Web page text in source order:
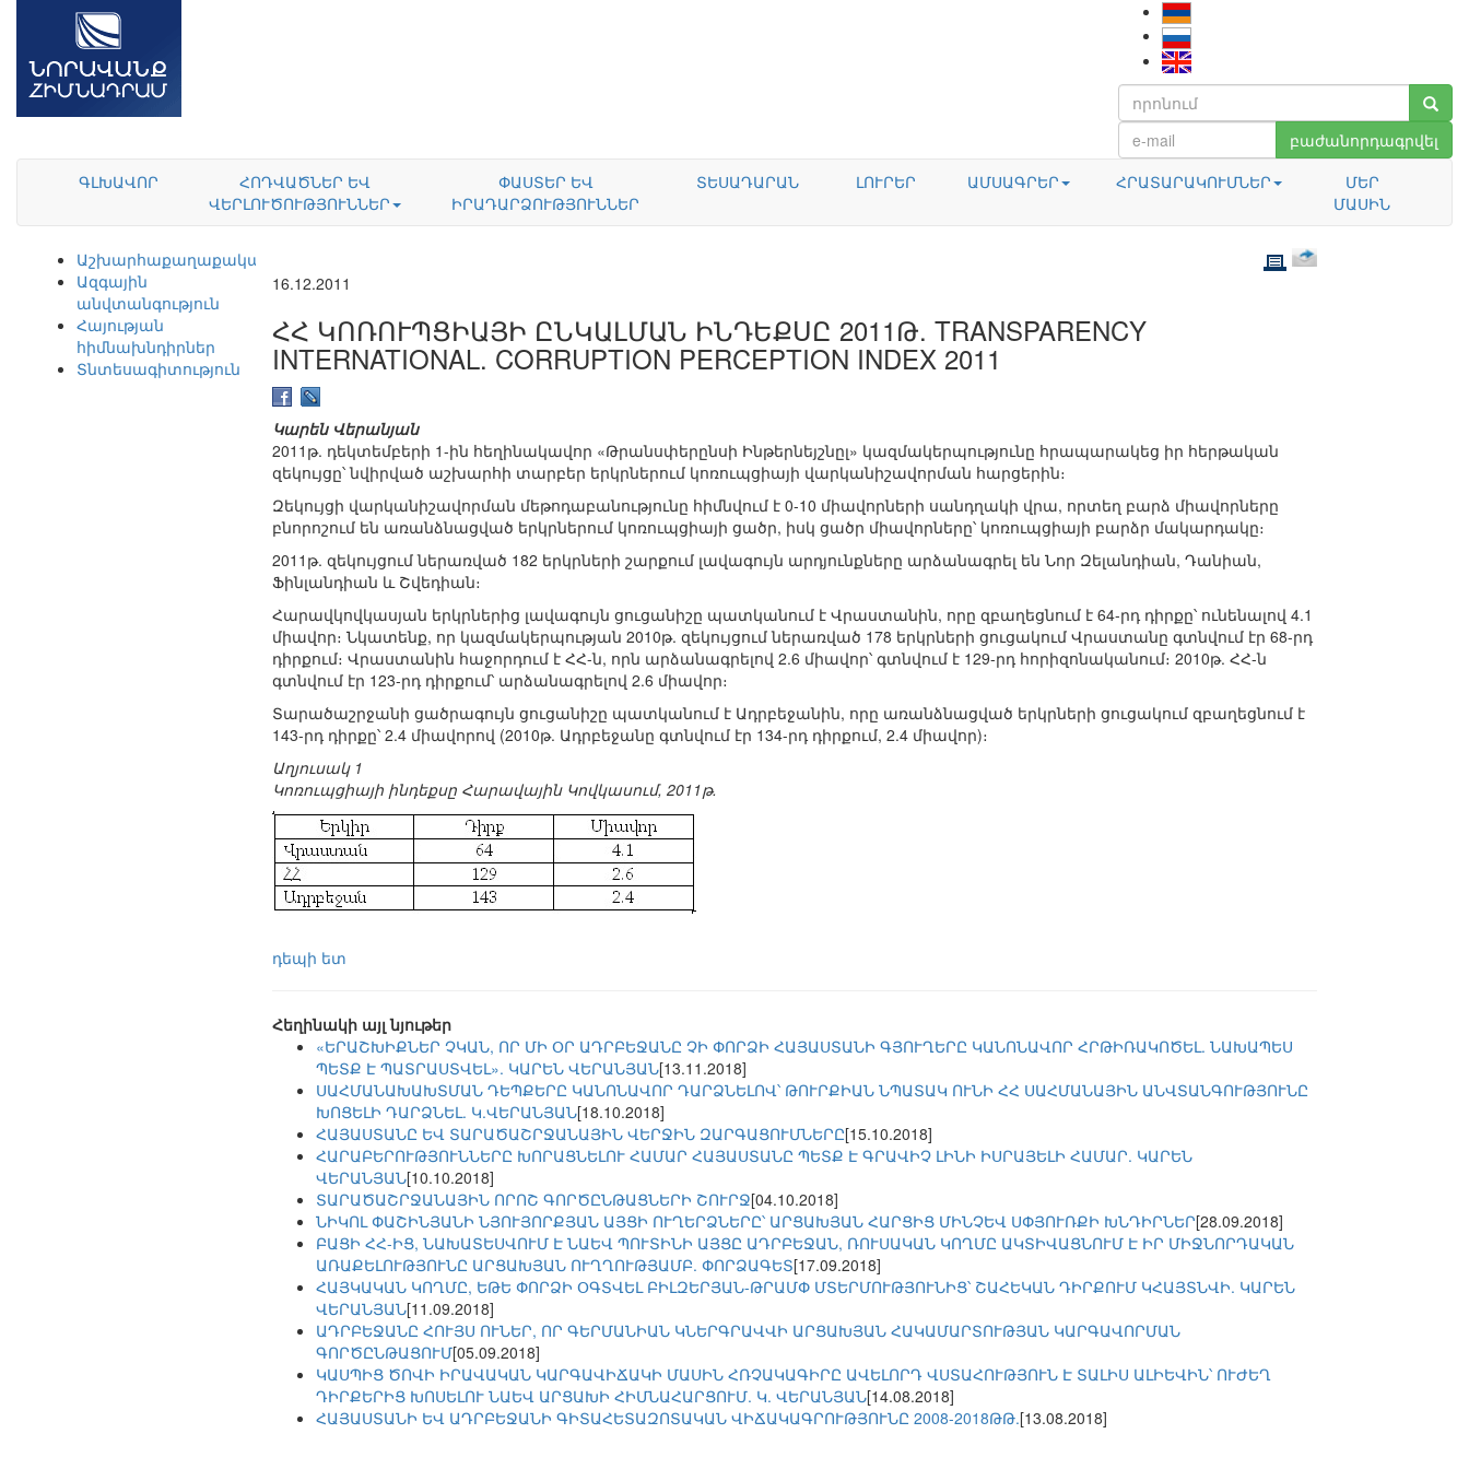
բաժանորդագրվել
ԳԼԽԱՎՈՐ
ՀՈԴՎԱԾՆԵՐ ԵՎ
ՎԵՐԼՈՒԾՈՒԹՅՈՒՆՆԵՐ
ՓԱՍՏԵՐ ԵՎ
ԻՐԱԴԱՐՁՈՒԹՅՈՒՆՆԵՐ
ՏԵՍԱԴԱՐԱՆ ԼՈՒՐԵՐ ԱՄՍԱԳՐԵՐ ՀՐԱՏԱՐԱԿՈՒՄՆԵՐ
ՄԵՐ
ՄԱՍԻՆ
Աշխարհաքաղաքականություն
Ազգային
անվտանգություն
Հայության
հիմնախնդիրներ
Տնտեսագիտություն
16.12.2011
ՀՀ ԿՈՌՈՒՊՑԻԱՅԻ ԸՆԿԱԼՄԱՆ ԻՆԴԵՔՍԸ 2011Թ. TRANSPARENCY
INTERNATIONAL. CORRUPTION PERCEPTION INDEX 2011
Կարեն Վերանյան
2011թ. դեկտեմբերի 1-ին հեղինակավոր «Թրանսփերընսի Ինթերնեյշնըլ» կազմակերպությունը հրապարակեց իր հերթական
զեկույցը՝ նվիրված աշխարհի տարբեր երկրներում կոռուպցիայի վարկանիշավորման հարցերին։
Զեկույցի վարկանիշավորման մեթոդաբանությունը հիմնվում է 0-10 միավորների սանդղակի վրա, որտեղ բարձ միավորները
բնորոշում են առանձնացված երկրներում կոռուպցիայի ցածր, իսկ ցածր միավորները՝ կոռուպցիայի բարձր մակարդակը։
2011թ. զեկույցում ներառված 182 երկրների շարքում լավագույն արդյունքները արձանագրել են Նոր Զելանդիան, Դանիան,
Ֆինլանդիան և Շվեդիան։
Հարավկովկասյան երկրներից լավագույն ցուցանիշը պատկանում է Վրաստանին, որը զբաղեցնում է 64-րդ դիրքը՝ ունենալով 4.1
միավոր։ Նկատենք, որ կազմակերպության 2010թ. զեկույցում ներառված 178 երկրների ցուցակում Վրաստանը գտնվում էր 68-րդ
դիրքում։ Վրաստանին հաջորդում է ՀՀ-ն, որն արձանագրելով 2.6 միավոր՝ գտնվում է 129-րդ հորիզոնականում։ 2010թ. ՀՀ-ն
գտնվում էր 123-րդ դիրքում՝ արձանագրելով 2.6 միավոր։
Տարածաշրջանի ցածրագույն ցուցանիշը պատկանում է Ադրբեջանին, որը առանձնացված երկրների ցուցակում զբաղեցնում է
143-րդ դիրքը՝ 2.4 միավորով (2010թ. Ադրբեջանը գտնվում էր 134-րդ դիրքում, 2.4 միավոր)։
Աղյուսակ 1
Կոռուպցիայի ինդեքսը Հարավային Կովկասում, 2011թ.
դեպի ետ
Հեղինակի այլ նյութեր
«ԵՐԱՇԽԻՔՆԵՐ ՉԿԱՆ, ՈՐ ՄԻ ՕՐ ԱԴՐԲԵՋԱՆԸ ՉԻ ՓՈՐՁԻ ՀԱՅԱՍՏԱՆԻ ԳՅՈՒՂԵՐԸ ԿԱՆՈՆԱՎՈՐ ՀՐԹԻՌԱԿՈԾԵԼ. ՆԱԽԱՊԵՍ
ՊԵՏՔ Է ՊԱՏՐԱՍՏՎԵԼ». ԿԱՐԵՆ ՎԵՐԱՆՅԱՆ[13.11.2018]
ՍԱՀՄԱՆԱԽԱԽՏՄԱՆ ԴԵՊՔԵՐԸ ԿԱՆՈՆԱՎՈՐ ԴԱՐՁՆԵԼՈՎ՝ ԹՈՒՐՔԻԱՆ ՆՊԱՏԱԿ ՈՒՆԻ ՀՀ ՍԱՀՄԱՆԱՅԻՆ ԱՆՎՏԱՆԳՈՒԹՅՈՒՆԸ
ԽՈՑԵԼԻ ԴԱՐՁՆԵԼ. Կ.ՎԵՐԱՆՅԱՆ[18.10.2018]
ՀԱՅԱՍՏԱՆԸ ԵՎ ՏԱՐԱԾԱՇՐՋԱՆԱՅԻՆ ՎԵՐՋԻՆ ԶԱՐԳԱՑՈՒՄՆԵՐԸ[15.10.2018]
ՀԱՐԱԲԵՐՈՒԹՅՈՒՆՆԵՐԸ ԽՈՐԱՑՆԵԼՈՒ ՀԱՄԱՐ ՀԱՅԱՍՏԱՆԸ ՊԵՏՔ Է ԳՐԱՎԻՉ ԼԻՆԻ ԻՍՐԱՅԵԼԻ ՀԱՄԱՐ. ԿԱՐԵՆ
ՎԵՐԱՆՅԱՆ[10.10.2018]
ՏԱՐԱԾԱՇՐՋԱՆԱՅԻՆ ՈՐՈՇ ԳՈՐԾԸՆԹԱՑՆԵՐԻ ՇՈՒՐՋ[04.10.2018]
ՆԻԿՈԼ ՓԱՇԻՆՅԱՆԻ ՆՅՈՒՅՈՐՔՅԱՆ ԱՅՑԻ ՈՒՂԵՐՁՆԵՐԸ՝ ԱՐՑԱԽՅԱՆ ՀԱՐՑԻՑ ՄԻՆՉԵՎ ՍՓՅՈՒՌՔԻ ԽՆԴԻՐՆԵՐ[28.09.2018]
ԲԱՑԻ ՀՀ-ԻՑ, ՆԱԽԱՏԵՍՎՈՒՄ Է ՆԱԵՎ ՊՈՒՏԻՆԻ ԱՅՑԸ ԱԴՐԲԵՋԱՆ, ՌՈՒՍԱԿԱՆ ԿՈՂՄԸ ԱԿՏԻՎԱՑՆՈՒՄ Է ԻՐ ՄԻՋՆՈՐԴԱԿԱՆ
ԱՌԱՔԵԼՈՒԹՅՈՒՆԸ ԱՐՑԱԽՅԱՆ ՈՒՂՂՈՒԹՅԱՄԲ. ՓՈՐՁԱԳԵՏ[17.09.2018]
ՀԱՅԿԱԿԱՆ ԿՈՂՄԸ, ԵԹԵ ՓՈՐՁԻ ՕԳՏՎԵԼ ԲԻԼԶԵՐՅԱՆ-ԹՐԱՄՓ ՄՏԵՐՄՈՒԹՅՈՒՆԻՑ՝ ՇԱՀԵԿԱՆ ԴԻՐՔՈՒՄ ԿՀԱՅՏՆՎԻ. ԿԱՐԵՆ
ՎԵՐԱՆՅԱՆ[11.09.2018]
ԱԴՐԲԵՋԱՆԸ ՀՈՒՅՍ ՈՒՆԵՐ, ՈՐ ԳԵՐՄԱՆԻԱՆ ԿՆԵՐԳՐԱՎՎԻ ԱՐՑԱԽՅԱՆ ՀԱԿԱՄԱՐՏՈՒԹՅԱՆ ԿԱՐԳԱՎՈՐՄԱՆ
ԳՈՐԾԸՆԹԱՑՈՒՄ[05.09.2018]
ԿԱՍՊԻՑ ԾՈՎԻ ԻՐԱՎԱԿԱՆ ԿԱՐԳԱՎԻՃԱԿԻ ՄԱՍԻՆ ՀՌՉԱԿԱԳԻՐԸ ԱՎԵԼՈՐԴ ՎՍՏԱՀՈՒԹՅՈՒՆ Է ՏԱԼԻՍ ԱԼԻԵՎԻՆ՝ ՈՒԺԵՂ
ԴԻՐՔԵՐԻՑ ԽՈՍԵԼՈՒ ՆԱԵՎ ԱՐՑԱԽԻ ՀԻՄՆԱՀԱՐՑՈՒՄ. Կ. ՎԵՐԱՆՅԱՆ[14.08.2018]
ՀԱՅԱՍՏԱՆԻ ԵՎ ԱԴՐԲԵՋԱՆԻ ԳԻՏԱՀԵՏԱԶՈՏԱԿԱՆ ՎԻՃԱԿԱԳՐՈՒԹՅՈՒՆԸ 2008-2018ԹԹ.[13.08.2018]